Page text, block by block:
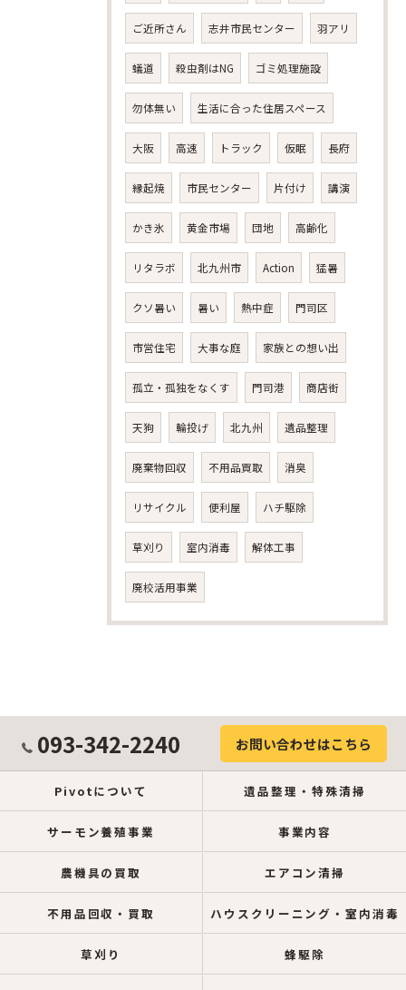
ご近所さん 志井市民センター 羽アリ
蟻道 殺虫剤はNG ゴミ処理施設
勿体無い 生活に合った住居スペース
大阪 高速 トラック 仮眠 長府
縁起焼 市民センター 片付け 講演
かき氷 黄金市場 団地 高齢化
リタラボ 北九州市 Action 猛暑
クソ暑い 暑い 熱中症 門司区
市営住宅 大事な庭 家族との想い出
孤立・孤独をなくす 門司港 商店街
天狗 輪投げ 北九州 遺品整理
廃棄物回収 不用品買取 消臭
リサイクル 便利屋 ハチ駆除
草刈り 室内消毒 解体工事
廃校活用事業
093-342-2240 お問い合わせはこちら
Pivotについて 遺品整理・特殊清掃
サーモン養殖事業 事業内容
農機具の買取 エアコン清掃
不用品回収・買取 ハウスクリーニング・室内消毒
草刈り 蜂駆除